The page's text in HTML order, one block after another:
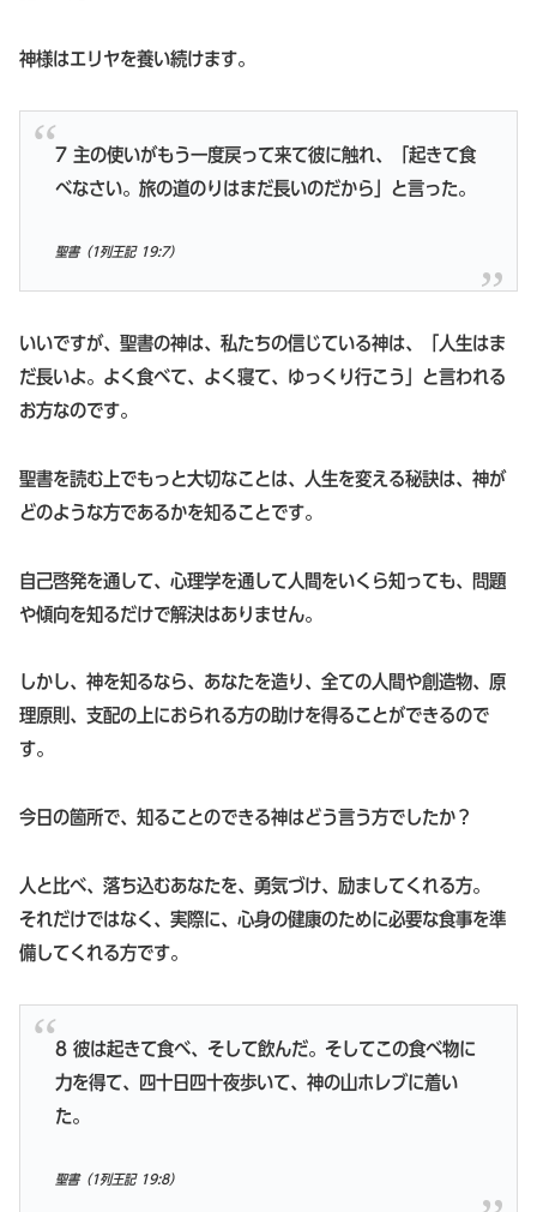
神様はエリヤを養い続けます。
7 主の使いがもう一度戻って来て彼に触れ、「起きて食
べなさい。旅の道のりはまだ長いのだから」と言った。
聖書（1列王記 19:7）
いいですが、聖書の神は、私たちの信じている神は、「人生はま
だ長いよ。よく食べて、よく寝て、ゆっくり行こう」と言われる
お方なのです。
聖書を読む上でもっと大切なことは、人生を変える秘訣は、神が
どのような方であるかを知ることです。
自己啓発を通して、心理学を通して人間をいくら知っても、問題
や傾向を知るだけで解決はありません。
しかし、神を知るなら、あなたを造り、全ての人間や創造物、原
理原則、支配の上におられる方の助けを得ることができるので
す。
今日の箇所で、知ることのできる神はどう言う方でしたか？
人と比べ、落ち込むあなたを、勇気づけ、励ましてくれる方。
それだけではなく、実際に、心身の健康のために必要な食事を準
備してくれる方です。
8 彼は起きて食べ、そして飲んだ。そしてこの食べ物に
力を得て、四十日四十夜歩いて、神の山ホレブに着い
た。
聖書（1列王記 19:8）